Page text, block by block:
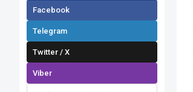
Facebook
Telegram
Twitter / X
Viber